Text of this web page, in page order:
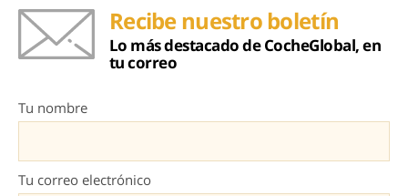
Recibe nuestro boletín
Lo más destacado de CocheGlobal, en
tu correo
Tu nombre
Tu correo electrónico